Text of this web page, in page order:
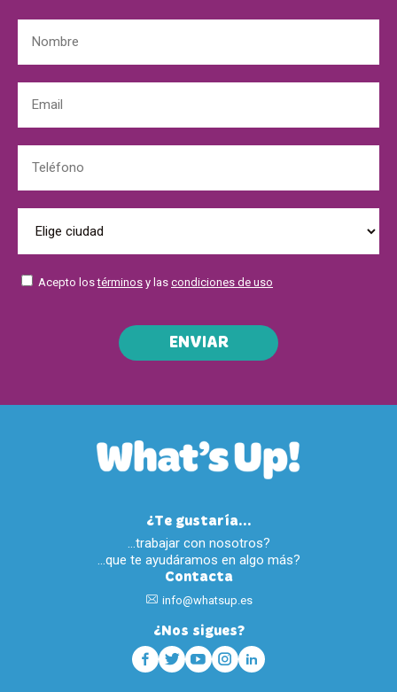
Acepto lostérminos y las condiciones de uso
ENVIAR
¿Te gustaría...
…trabajar con nosotros?
…que te ayudáramos en algo más?
Contacta
info@whatsup.es
¿Nos sigues?